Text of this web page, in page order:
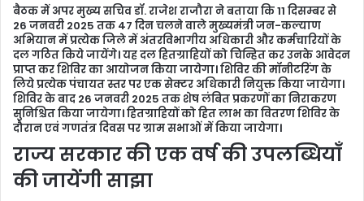
बैठक में अपर मुख्य सचिव डॉ. राजेश राजौरा ने बताया कि 11 दिसम्बर से
26 जनवरी 2025 तक 47 दिन चलने वाले मुख्यमंत्री जन-कल्याण
अभियान में प्रत्येक जिले में अंतरविभागीय अधिकारी और कर्मचारियों के
दल गठित किये जायेंगे। यह दल हितग्राहियों को चिन्हित कर उनके आवेदन
प्राप्त कर शिविर का आयोजन किया जायेगा। शिविर की मॉनीटरिंग के
लिये प्रत्येक पंचायत स्तर पर एक सेक्टर अधिकारी नियुक्त किया जायेगा।
शिविर के बाद 26 जनवरी 2025 तक शेष लंबित प्रकरणों का निराकरण
सुनिश्चित किया जायेगा। हितग्राहियों को हित लाभ का वितरण शिविर के
दौरान एवं गणतंत्र दिवस पर ग्राम सभाओं में किया जायेगा।
राज्य सरकार की एक वर्ष की उपलब्धियाँ
की जायेंगी साझा